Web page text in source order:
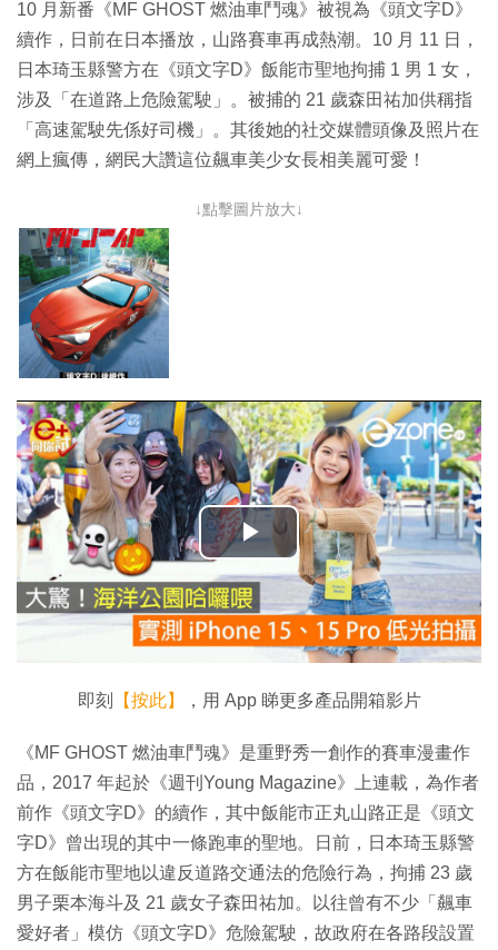
10 月新番《MF GHOST 燃油車鬥魂》被視為《頭文字D》
續作，日前在日本播放，山路賽車再成熱潮。10 月 11 日，
日本琦玉縣警方在《頭文字D》飯能市聖地拘捕 1 男 1 女，
涉及「在道路上危險駕駛」。被捕的 21 歲森田祐加供稱指
「高速駕駛先係好司機」。其後她的社交媒體頭像及照片在
網上瘋傳，網民大讚這位飆車美少女長相美麗可愛！
↓點擊圖片放大↓
播
放
影
片
即刻 【按此】 ，用 App 睇更多產品開箱影片
《MF GHOST 燃油車鬥魂》是重野秀一創作的賽車漫畫作
品，2017 年起於《週刊Young Magazine》上連載，為作者
前作《頭文字D》的續作，其中飯能市正丸山路正是《頭文
字D》曾出現的其中一條跑車的聖地。日前，日本琦玉縣警
方在飯能市聖地以違反道路交通法的危險行為，拘捕 23 歲
男子栗本海斗及 21 歲女子森田祐加。以往曾有不少「飆車
愛好者」模仿《頭文字D》危險駕駛，故政府在各路段設置